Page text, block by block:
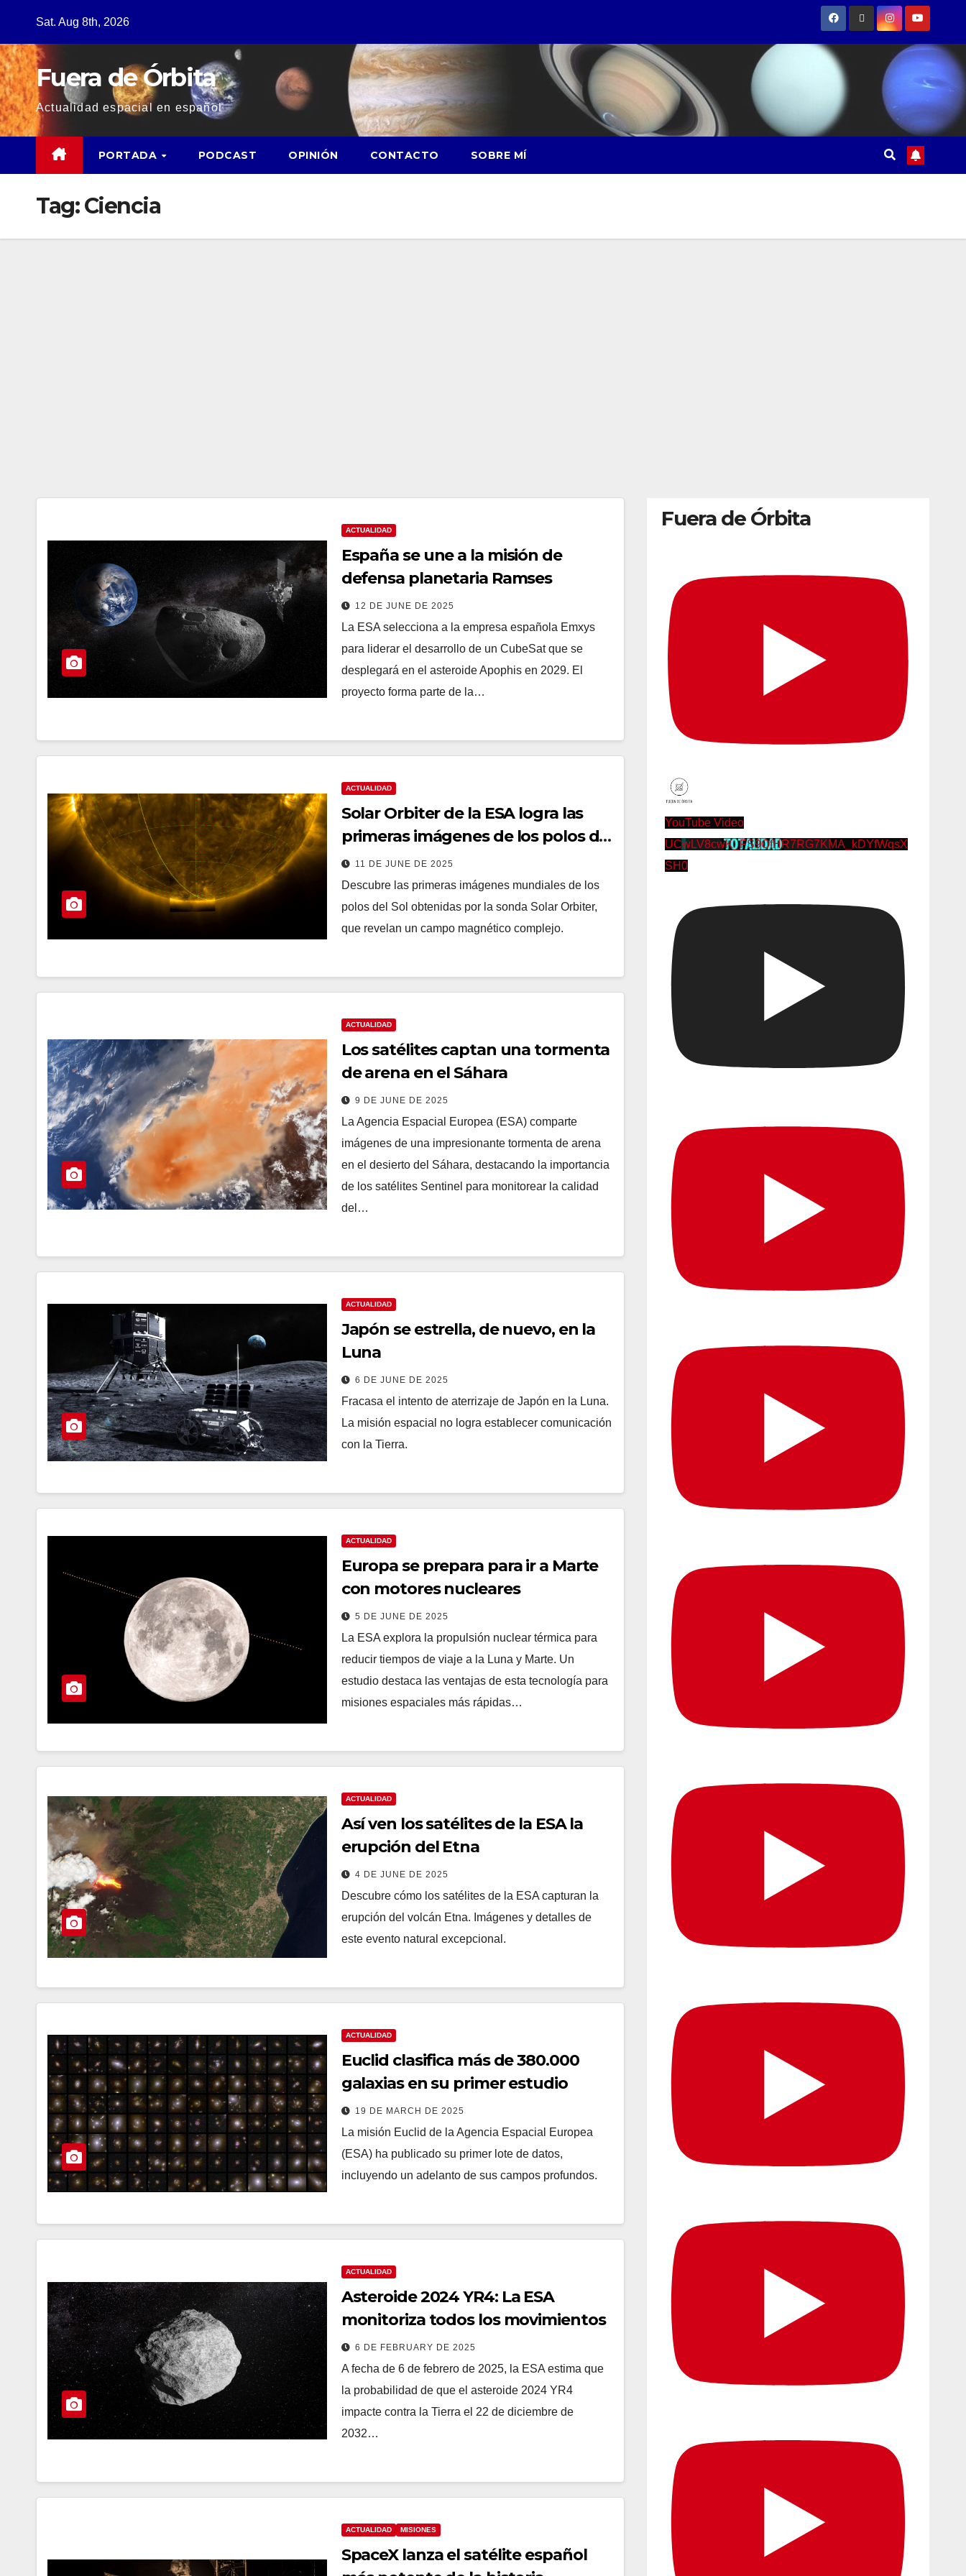
Sat. Aug 8th, 2026
Fuera de Órbita
Actualidad espacial en español
PORTADA PODCAST OPINIÓN CONTACTO SOBRE MÍ
Tag:Ciencia
ACTUALIDAD
España se une a la misión de
defensa planetaria Ramses
12 DE JUNE DE 2025
La ESA selecciona a la empresa española Emxys
para liderar el desarrollo de un CubeSat que se
desplegará en el asteroide Apophis en 2029. El
proyecto forma parte de la…
ACTUALIDAD
Solar Orbiter de la ESA logra las
primeras imágenes de los polos del
Sol11 DE JUNE DE 2025
Descubre las primeras imágenes mundiales de los
polos del Sol obtenidas por la sonda Solar Orbiter,
que revelan un campo magnético complejo.
ACTUALIDAD
Los satélites captan una tormenta
de arena en el Sáhara
9 DE JUNE DE 2025
La Agencia Espacial Europea (ESA) comparte
imágenes de una impresionante tormenta de arena
en el desierto del Sáhara, destacando la importancia
de los satélites Sentinel para monitorear la calidad
del…
ACTUALIDAD
Japón se estrella, de nuevo, en la
Luna
6 DE JUNE DE 2025
Fracasa el intento de aterrizaje de Japón en la Luna.
La misión espacial no logra establecer comunicación
con la Tierra.
ACTUALIDAD
Europa se prepara para ir a Marte
con motores nucleares
5 DE JUNE DE 2025
La ESA explora la propulsión nuclear térmica para
reducir tiempos de viaje a la Luna y Marte. Un
estudio destaca las ventajas de esta tecnología para
misiones espaciales más rápidas…
ACTUALIDAD
Así ven los satélites de la ESA la
erupción del Etna
4 DE JUNE DE 2025
Descubre cómo los satélites de la ESA capturan la
erupción del volcán Etna. Imágenes y detalles de
este evento natural excepcional.
ACTUALIDAD
Euclid clasifica más de 380.000
galaxias en su primer estudio
19 DE MARCH DE 2025
La misión Euclid de la Agencia Espacial Europea
(ESA) ha publicado su primer lote de datos,
incluyendo un adelanto de sus campos profundos.
ACTUALIDAD
Asteroide 2024 YR4: La ESA
monitoriza todos los movimientos
6 DE FEBRUARY DE 2025
A fecha de 6 de febrero de 2025, la ESA estima que
la probabilidad de que el asteroide 2024 YR4
impacte contra la Tierra el 22 de diciembre de
2032…
ACTUALIDAD MISIONES
SpaceX lanza el satélite español
Fuera de Órbita
YouTube Video
UCwLV8cwK_FS9OfHR7RG7KMA_kDYfWqsX
SH0